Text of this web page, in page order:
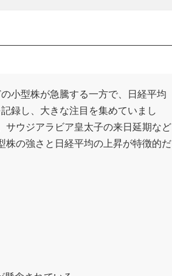
小型株が急騰する一方で、日経平均
録し、大きな注目を集めていまし
サウジアラビア皇太子の来日延期など
株の強さと日経平均の上昇が特徴的だ